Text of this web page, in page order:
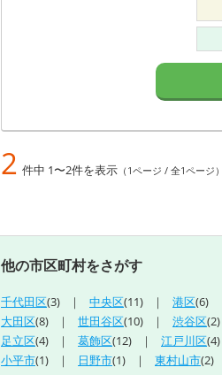
2 件中 1〜2件を表示 （1ページ / 全1ページ）
他の市区町村をさがす
千代田区(3) 中央区(11) 港区(6)
大田区(8) 世田谷区(10) 渋谷区(2)
足立区(4) 葛飾区(12) 江戸川区(4)
小平市(1) 日野市(1) 東村山市(2)